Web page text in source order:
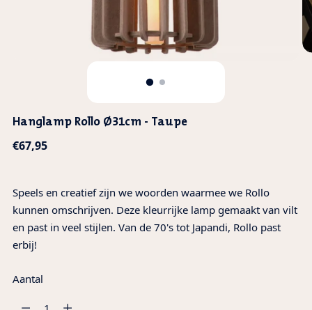
Hanglamp Rollo Ø31cm - Taupe
Normale
€67,95
Speels en creatief zijn we woorden waarmee we Rollo
kunnen omschrijven. Deze kleurrijke lamp gemaakt van vilt
en past in veel stijlen. Van de 70's tot Japandi, Rollo past
erbij!
Aantal